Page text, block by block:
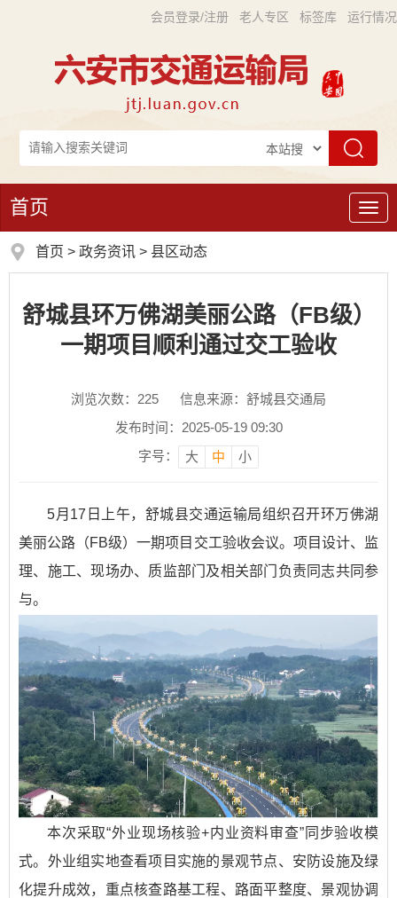
会员登录/注册 老人专区 标签库 运行情况
导
航
首页
首页 > 政务资讯 > 县区动态
舒城县环万佛湖美丽公路（FB级）
一期项目顺利通过交工验收
浏览次数： 225
信息来源：舒城县交通局
发布时间：2025-05-19 09:30
字号：
大 中 小
5月17日上午，舒城县交通运输局组织召开环万佛湖
美丽公路（FB级）一期项目交工验收会议。项目设计、监
理、施工、现场办、质监部门及相关部门负责同志共同参
与。
本次采取“外业现场核验+内业资料审查”同步验收模
式。外业组实地查看项目实施的景观节点、安防设施及绿
化提升成效，重点核查路基工程、路面平整度、景观协调